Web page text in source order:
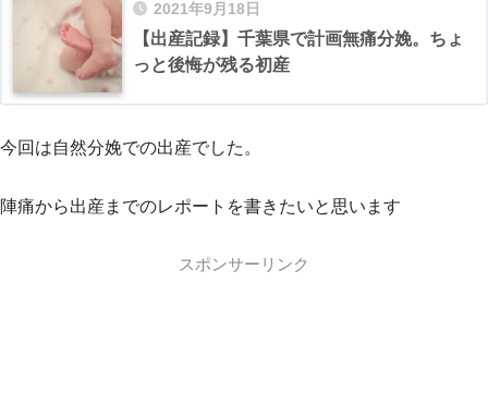
2021年9月18日
【出産記録】千葉県で計画無痛分娩。ちょ
っと後悔が残る初産
今回は自然分娩での出産でした。
陣痛から出産までのレポートを書きたいと思います
スポンサーリンク